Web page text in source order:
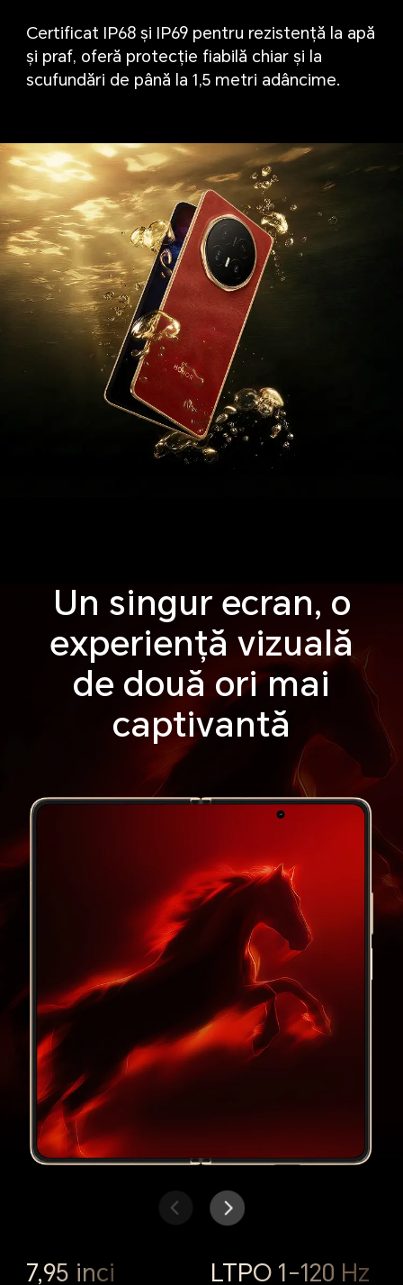
Certificat IP68 și IP69 pentru rezistență la apă
și praf, oferă protecție fiabilă chiar și la
scufundări de până la 1,5 metri adâncime.
Un singur ecran, o
experiență vizuală
de două ori mai
captivantă
7,95 inci LTPO 1-120 Hz
6,52 inci LTPO 1-120 Hz